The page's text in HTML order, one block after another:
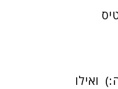
ואילו